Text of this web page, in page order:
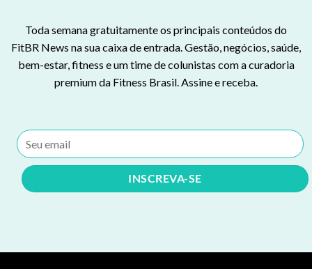
Toda semana gratuitamente os principais conteúdos do
FitBR News na sua caixa de entrada. Gestão, negócios, saúde,
bem-estar, fitness e um time de colunistas com a curadoria
premium da Fitness Brasil. Assine e receba.